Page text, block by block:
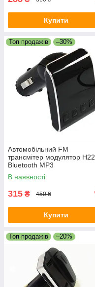
Купити
Топ продажів –30%
Автомобільний FM
трансмітер модулятор H22
Bluetooth MP3
В наявності
315 ₴ 450 ₴
Купити
Топ продажів –20%